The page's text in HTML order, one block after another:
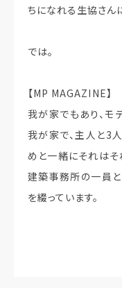
ちになれる生協さん
では。
【MP MAGAZINE】
我が家でもあり、モ
我が家で、主人と3
めと一緒にそれは
建築事務所の一員
を綴っています。